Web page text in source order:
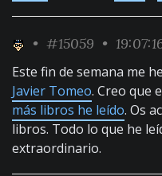
• #15059 •
Este fin de semana me
Javier Tomeo. Creo que
más libros he leído. Os
libros. Todo lo que he
extraordinario.